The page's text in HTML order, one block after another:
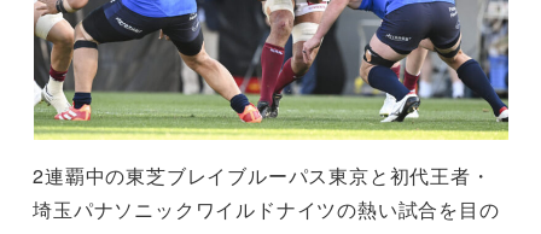
2連覇中の東芝ブレイブルーパス東京と初代王者・
埼玉パナソニックワイルドナイツの熱い試合を目の